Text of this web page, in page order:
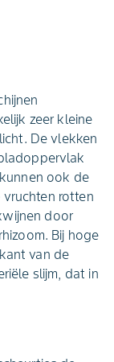
zeer kleine
De vlekken
ook de
rotten
door
Bij hoge
van de
slijm, dat in